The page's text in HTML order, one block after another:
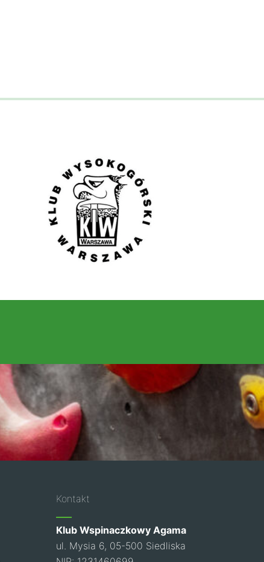
Kontakt
Klub Wspinaczkowy Agama
ul. Mysia 6, 05-500 Siedliska